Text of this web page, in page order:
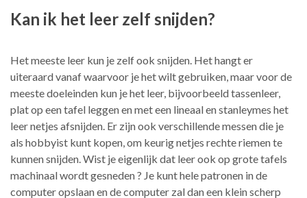
Kan ik het leer zelf snijden?
Het meeste leer kun je zelf ook snijden. Het hangt er
uiteraard vanaf waarvoor je het wilt gebruiken, maar voor de
meeste doeleinden kun je het leer, bijvoorbeeld tassenleer,
plat op een tafel leggen en met een lineaal en stanleymes het
leer netjes afsnijden. Er zijn ook verschillende messen die je
als hobbyist kunt kopen, om keurig netjes rechte riemen te
kunnen snijden. Wist je eigenlijk dat leer ook op grote tafels
machinaal wordt gesneden ? Je kunt hele patronen in de
computer opslaan en de computer zal dan een klein scherp